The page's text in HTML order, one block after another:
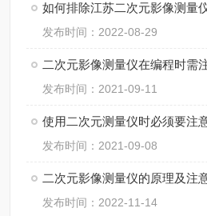
如何排除江苏二次元影像测量
发布时间：2022-08-29
二次元影像测量仪在编程时需
发布时间：2021-09-11
使用二次元测量仪时必须要注
发布时间：2021-09-08
二次元影像测量仪的原理及注
发布时间：2022-11-14